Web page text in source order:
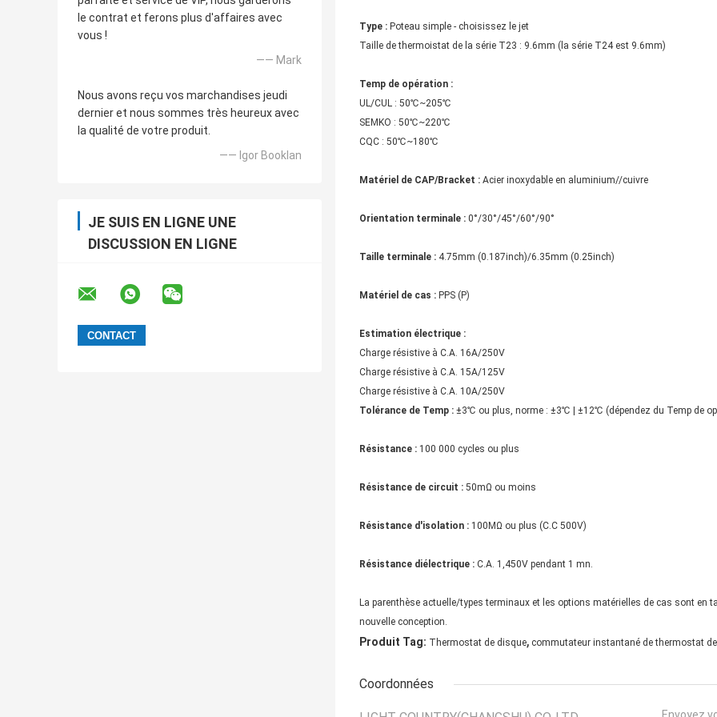
le contrat et ferons plus d'affaires avec
vous !
—— Mark
Nous avons reçu vos marchandises jeudi
dernier et nous sommes très heureux avec
la qualité de votre produit.
—— Igor Booklan
JE SUIS EN LIGNE UNE
DISCUSSION EN LIGNE
Type : Poteau simple - choisissez le jet
Taille de thermoistat de la série T23 : 9.6mm (la série T24 est 9.6mm)
Temp de opération :
UL/CUL : 50℃~205℃
SEMKO : 50℃~220℃
CQC : 50℃~180℃
Matériel de CAP/Bracket : Acier inoxydable en aluminium//cuivre
Orientation terminale : 0°/30°/45°/60°/90°
Taille terminale : 4.75mm (0.187inch)/6.35mm (0.25inch)
Matériel de cas : PPS (P)
Estimation électrique :
Charge résistive à C.A. 16A/250V
Charge résistive à C.A. 15A/125V
Charge résistive à C.A. 10A/250V
Tolérance de Temp : ±3℃ ou plus, norme : ±3℃ | ±12℃ (dépendez du Temp de
Résistance : 100 000 cycles ou plus
Résistance de circuit : 50mΩ ou moins
Résistance d'isolation : 100MΩ ou plus (C.C 500V)
Résistance diélectrique : C.A. 1,450V pendant 1 mn.
La parenthèse actuelle/types terminaux et les options matérielles de cas sont en
nouvelle conception.
Produit Tag: Thermostat de disque, commutateur instantané de thermostat
Coordonnées